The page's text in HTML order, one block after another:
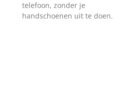
telefoon, zonder je
handschoenen uit te doen.